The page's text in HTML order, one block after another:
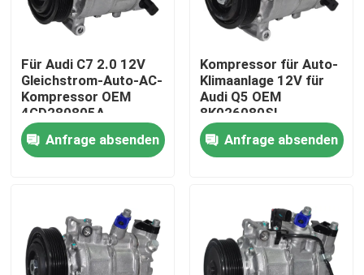
Werksbesichtigung
Qualitätskontrolle
Nachrichten
Referenzen
Elektroauto-WK-Kompressor
Für Audi C7 2.0 12V
Gleichstrom-Auto-AC-
Kompressor OEM
4GD280805A
Gürtelantriebene
Direktmontage
Anfrage absenden
Kompressor für Auto-
Klimaanlage 12V für
Audi Q5 OEM
8K026080SL
Anfrage absenden